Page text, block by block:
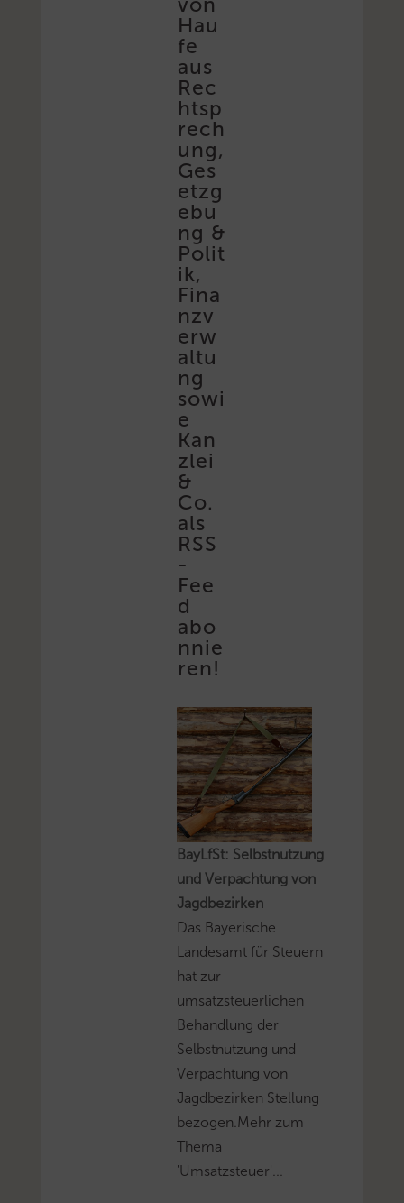
Hau
fe
aus
Rec
htsp
rech
ung,
Ges
etzg
ebu
ng &
Polit
ik,
Fina
nzv
erw
altu
ng
sowi
e
Kan
zlei
&
Co.
als
RSS
-
Fee
d
abo
nnie
ren!
BayLfSt: Selbstnutzung
und Verpachtung von
Jagdbezirken
Das Bayerische
Landesamt für Steuern
hat zur
umsatzsteuerlichen
Behandlung der
Selbstnutzung und
Verpachtung von
Jagdbezirken Stellung
bezogen.Mehr zum
Thema
'Umsatzsteuer'...